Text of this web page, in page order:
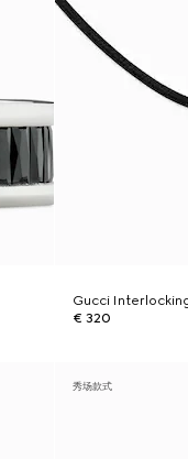
Gucci
€ 320
秀场款式